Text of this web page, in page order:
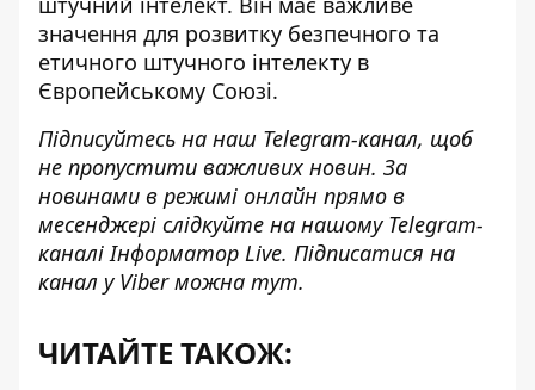
значення для розвитку безпечного та
етичного штучного інтелекту в
Європейському Союзі.
Підписуйтесь на наш Telegram-канал, щоб
не пропустити важливих новин. За
новинами в режимі онлайн прямо в
месенджері слідкуйте на нашому Telegram-
каналіІнформатор Live. Підписатися на
канал у Viber можна тут.
ЧИТАЙТЕ ТАКОЖ: